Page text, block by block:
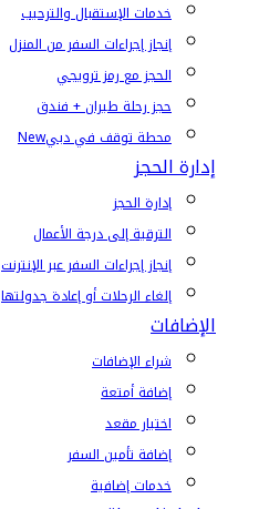
خدمات الإستقبال والترحيب
إنجاز إجراءات السفر من المنزل
الحجز مع رمز ترويجي
حجز رحلة طيران + فندق
محطة توقف في دبيNew
إدارة الحجز
إدارة الحجز
الترقية إلى درجة الأعمال
إنجاز إجراءات السفر عبر الإنترنت
إلغاء الرحلات أو إعادة جدولتها
الإضافات
شراء الإضافات
إضافة أمتعة
اختيار مقعد
إضافة تأمين السفر
خدمات إضافية